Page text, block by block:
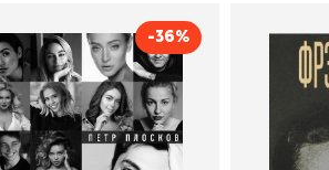
-36%
Instagram. Простой
путь к миллиону
подписчиковПетр Плосков
Бомбора
Как